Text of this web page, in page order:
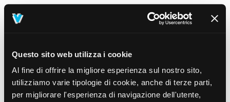
Questo sito web utilizza i cookie
Al fine di offrire la migliore esperienza sul nostro sito,
utilizziamo varie tipologie di cookie, anche di terze parti,
per migliorare l'esperienza di navigazione dell'utente,